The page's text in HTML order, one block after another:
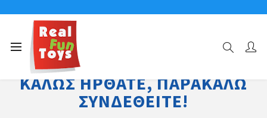
ΚΑΛΏΣ ΉΡΘΑΤΕ, ΠΑΡΑΚΑΛΏ
ΣΥΝΔΕΘΕΊΤΕ!